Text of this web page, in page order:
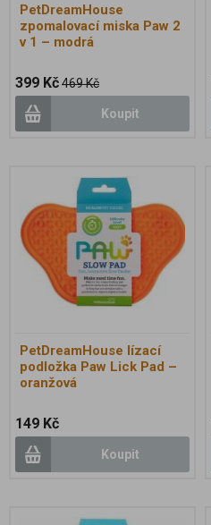
PetDreamHouse
zpomalovací miska Paw 2
v 1 – modrá
399 Kč469 Kč
Koupit
PetDreamHouse lízací
podložka Paw Lick Pad –
oranžová
149 Kč
Koupit